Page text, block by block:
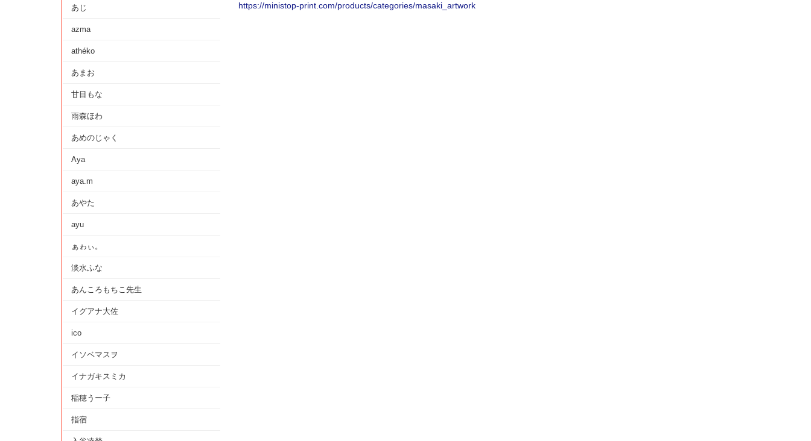
https://ministop-print.com/products/categories/masaki_artwork
あじ
azma
athéko
あまお
甘目もな
雨森ほわ
あめのじゃく
Aya
aya.m
あやた
ayu
ぁゎぃ。
淡水ふな
あんころもちこ先生
イグアナ大佐
ico
イソベマスヲ
イナガキスミカ
稲穂うー子
指宿